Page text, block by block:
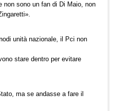
non sono un fan di Di Maio, non
unità nazionale, il Pci non
stare dentro per evitare
ma se andasse a fare il